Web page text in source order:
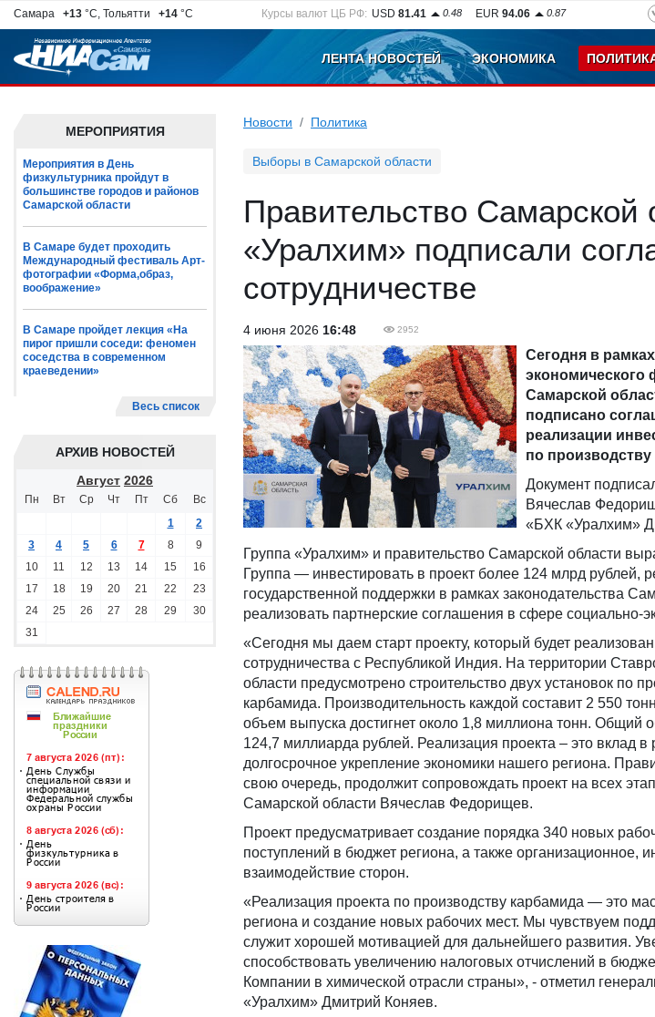
Самара +13 °C, Тольятти +14 °C Курсы валют ЦБ РФ: USD 81.41 0.48 EUR 94.06 0.87
ЛЕНТА НОВОСТЕЙ ЭКОНОМИКА
МЕРОПРИЯТИЯ
Мероприятия в День
физкультурника пройдут в
большинстве городов и районов
Самарской области
В Самаре будет проходить
Международный фестиваль Арт-
фотографии «Форма,образ,
воображение»
В Самаре пройдет лекция «На
пирог пришли соседи: феномен
соседства в современном
краеведении»
Весь список
АРХИВ НОВОСТЕЙ
Август 2026
Пн Вт Ср Чт Пт Сб
Вс
1
2
3
4 5 6 7 8
9
10
11 12 13 14 15
16
17
18 19 20 21 22
23
24
25 26 27 28 29
30
31
Новости Политика
Выборы в Самарской области
Правительство Самарской
«Уралхим» подписали
сотрудничестве
4 июня 2026 16:48 2952
Сегодня в
экономического
Самарской
подписано
реализации
по
Документ
Вячеслав
«БХК «Уралхим»
Группа «Уралхим» и правительство Самарской области
Группа — инвестировать в проект более 124 млрд рублей,
государственной поддержки в рамках законодательства
реализовать партнерские соглашения в сфере социально-
«Сегодня мы даем старт проекту, который будет реализован
сотрудничества с Республикой Индия. На территории
области предусмотрено строительство двух установок по
карбамида. Производительность каждой составит 2 550
объем выпуска достигнет около 1,8 миллиона тонн. Общий
124,7 миллиарда рублей. Реализация проекта – это вклад в
долгосрочное укрепление экономики нашего региона.
свою очередь, продолжит сопровождать проект на всех
Самарской области Вячеслав Федорищев.
Проект предусматривает создание порядка 340 новых
поступлений в бюджет региона, а также организационное,
взаимодействие сторон.
«Реализация проекта по производству карбамида — это
региона и создание новых рабочих мест. Мы чувствуем
служит хорошей мотивацией для дальнейшего развития.
способствовать увеличению налоговых отчислений в
Компании в химической отрасли страны», - отметил
«Уралхим» Дмитрий Коняев.